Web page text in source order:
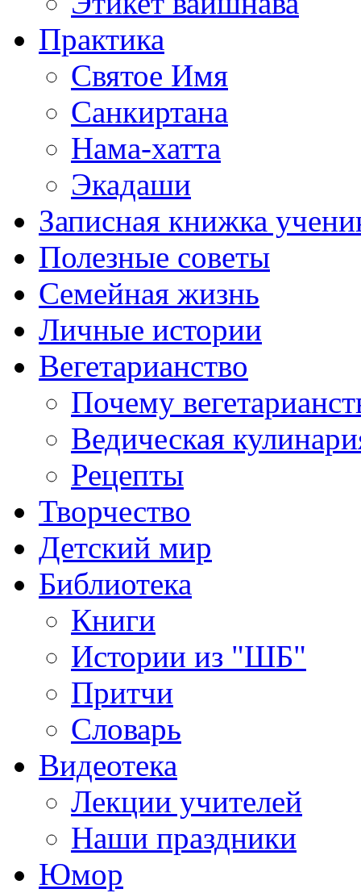
Практика
Святое Имя
Санкиртана
Нама-хатта
Экадаши
Записная книжка
Полезные советы
Семейная жизнь
Личные истории
Вегетарианство
Почему
Ведическая
Рецепты
Творчество
Детский мир
Библиотека
Книги
Истории из "ШБ"
Притчи
Словарь
Видеотека
Лекции учителей
Наши праздники
Юмор